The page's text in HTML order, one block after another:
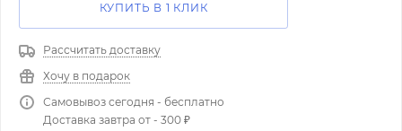
КУПИТЬ В 1 КЛИК
Рассчитать доставку
Хочу в подарок
Самовывоз сегодня - бесплатно
Доставка завтра от - 300 ₽